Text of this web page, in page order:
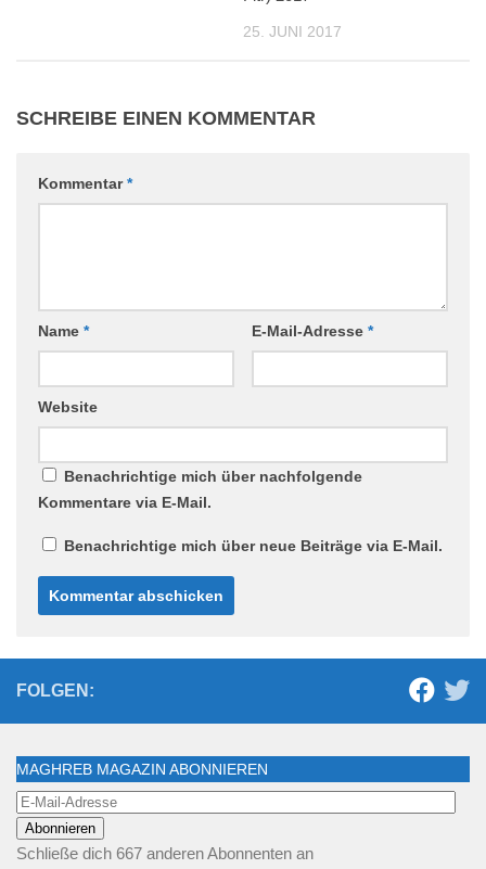
25. JUNI 2017
SCHREIBE EINEN KOMMENTAR
Kommentar*
Name * E-Mail-Adresse *
Website
Benachrichtige mich über nachfolgende
Kommentare via E-Mail.
Benachrichtige mich über neue Beiträge via E-Mail.
FOLGEN:
MAGHREB MAGAZIN ABONNIEREN
E-
Mail-
Adresse
Abonnieren
Schließe dich 667 anderen Abonnenten an